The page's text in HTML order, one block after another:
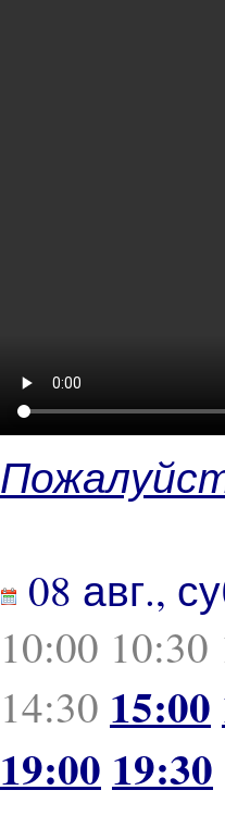
08 авг.,
10:00 10:30
14:30 15:00
19:00 19:30